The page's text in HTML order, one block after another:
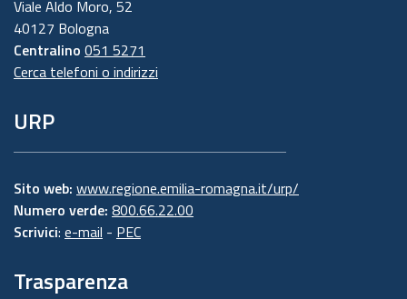
Viale Aldo Moro, 52
40127 Bologna
Centralino 051 5271
Cerca telefoni o indirizzi
URP
Sito web: www.regione.emilia-romagna.it/urp/
Numero verde: 800.66.22.00
Scrivici: e-mail - PEC
Trasparenza